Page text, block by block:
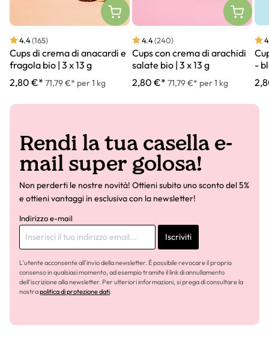
4.4(165)
Cups di crema di anacardi e
fragola bio | 3 x 13 g
2,80 €* 71,79 €* per 1 kg
4.4(240)
Cups con crema di arachidi
salate bio | 3 x 13 g
2,80 €* 71,79 €* per 1 kg
-
Rendi la tua casella e-
mail super golosa!
Non perderti le nostre novità! Ottieni subito uno sconto del 5%
e ottieni vantaggi in esclusiva con la newsletter!
Indirizzo e-mail
Iscriviti
L'utente acconsente all'invio della newsletter. È possibile revocare il proprio
consenso in qualsiasi momento, ad esempio tramite il link di annullamento
dell'iscrizione alla newsletter. Per ulteriori informazioni, si prega di consultare la
nostrapolitica di protezione dati.